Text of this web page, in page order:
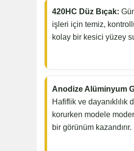
420HC Düz Bıçak:
işleri için temiz,
kolay bir kesici yüzey
Anodize Alüminyum
Hafiflik ve dayanıklılık
korurken modele
bir görünüm kazandırır.